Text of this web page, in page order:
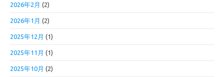
2026年2月 (2)
2026年1月 (2)
2025年12月 (1)
2025年11月 (1)
2025年10月 (2)